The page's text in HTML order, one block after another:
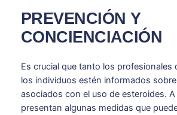
PREVENCIÓN Y
CONCIENCIACIÓN
Es crucial que tanto los profesionales
los individuos estén informados
asociados con el uso de esteroides.
presentan algunas medidas que